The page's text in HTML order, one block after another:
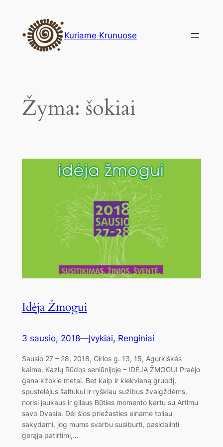
turinio
Kuriame Krunuose
Žyma: šokiai
Idėja Žmogui
3 sausio, 2018—Įvykiai, Renginiai
Sausio 27 – 28, 2018, Girios g. 13, 15, Agurkiškės
kaime, Kazlų Rūdos seniūnijoje – IDĖJA ŽMOGUI Praėjo
gana kitokie metai. Bet kaip ir kiekvieną gruodį,
spustelėjus šaltukui ir ryškiau sužibus žvaigždėms,
norisi jaukaus ir gilaus Būties momento kartu su Artimu
savo Dvasia. Dėl šios priežasties einame toliau
sakydami, jog mums svarbu susiburti, pasidalinti
gerąja patirtimi,…